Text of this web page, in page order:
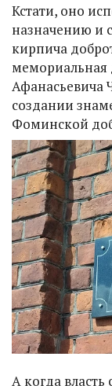
Кстати, оно
назначению и
кирпича
мемориальная
Афанасьевича
создании
Фоминской
А когда власть